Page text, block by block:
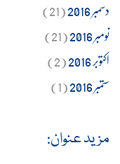
دسمبر 2016
(21)
نومبر 2016
(21)
اکتوبر 2016
(2)
ستمبر 2016
(1)
مزید عنوان: